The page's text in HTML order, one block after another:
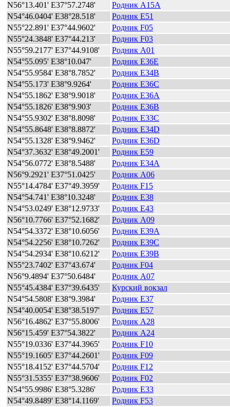
N56°13.401' E37°57.2748'
Родник A15A
N54°46.0404' E38°28.518'
Родник E51
N55°22.891' E37°44.9602'
Родник F05
N55°24.3848' E37°44.213'
Родник F03
N55°59.2177' E37°44.9108'
Родник A01
N54°55.095' E38°10.047'
Родник E36E
N54°55.9584' E38°8.7852'
Родник E34B
N54°55.173' E38°9.9264'
Родник E36C
N54°55.1862' E38°9.9018'
Родник E36A
N54°55.1826' E38°9.903'
Родник E36B
N54°55.9302' E38°8.8098'
Родник E33C
N54°55.8648' E38°8.8872'
Родник E34D
N54°55.1328' E38°9.9462'
Родник E36D
N54°37.3632' E38°49.2001'
Родник E59
N54°56.0772' E38°8.5488'
Родник E34A
N56°9.2921' E37°51.0425'
Родник A06
N55°14.4784' E37°49.3959'
Родник F15
N54°54.741' E38°10.3248'
Родник E38
N54°53.0249' E38°12.9733'
Родник E43
N56°10.7766' E37°52.1682'
Родник A09
N54°54.3372' E38°10.6056'
Родник E39A
N54°54.2256' E38°10.7262'
Родник E39C
N54°54.2934' E38°10.6212'
Родник E39B
N55°23.7402' E37°43.674'
Родник F04
N56°9.4894' E37°50.6484'
Родник A07
N55°45.4384' E37°39.6435'
Курский вокзал
N54°54.5808' E38°9.3984'
Родник E37
N54°40.0054' E38°38.5197'
Родник E57
N56°16.4862' E37°55.8006'
Родник A28
N56°15.459' E37°54.3822'
Родник A24
N55°19.0336' E37°44.3965'
Родник F10
N55°19.1605' E37°44.2601'
Родник F09
N55°18.4152' E37°44.5704'
Родник F12
N55°31.5355' E37°38.9606'
Родник F02
N54°55.9986' E38°5.3286'
Родник E33
N54°49.8489' E38°14.1169'
Родник F53